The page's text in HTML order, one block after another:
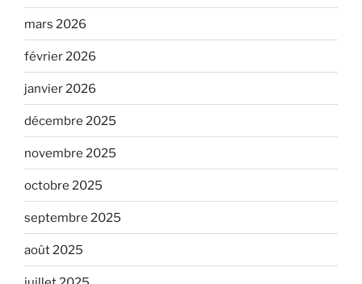
mars 2026
février 2026
janvier 2026
décembre 2025
novembre 2025
octobre 2025
septembre 2025
août 2025